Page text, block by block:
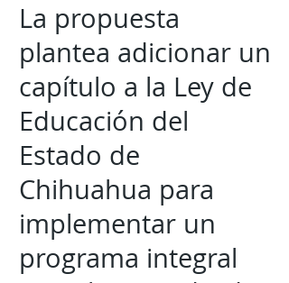
La propuesta
plantea adicionar un
capítulo a la Ley de
Educación del
Estado de
Chihuahua para
implementar un
programa integral